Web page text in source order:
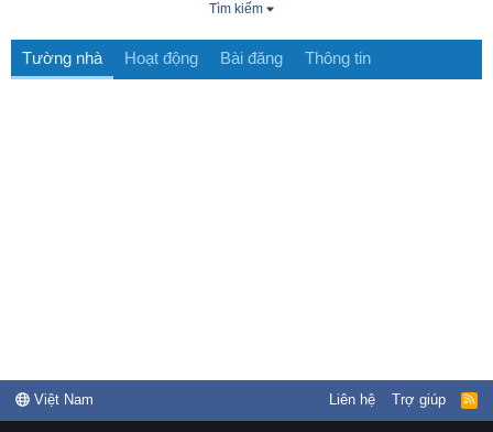
Tìm kiếm
Tường nhà Hoạt động Bài đăng Thông tin
Việt Nam Liên hệ Trợ giúp
R